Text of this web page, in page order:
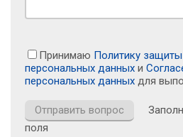
Принимаю Политику
персональных данных и
персональных данных для
поля